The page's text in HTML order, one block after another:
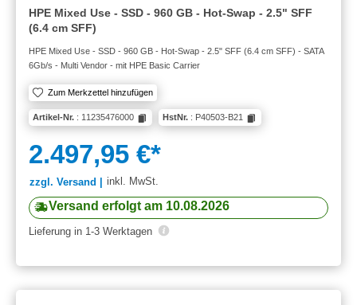
HPE Mixed Use - SSD - 960 GB - Hot-Swap - 2.5" SFF
(6.4 cm SFF)
HPE Mixed Use - SSD - 960 GB - Hot-Swap - 2.5" SFF (6.4 cm SFF) - SATA
6Gb/s - Multi Vendor - mit HPE Basic Carrier
Zum Merkzettel hinzufügen
Artikel-Nr. : 11235476000 HstNr. : P40503-B21
2.497,95 €*
zzgl. Versand | inkl. MwSt.
Versand erfolgt am 10.08.2026
Lieferung in 1-3 Werktagen